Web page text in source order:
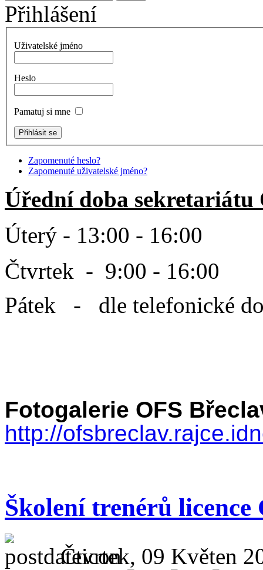
Přihlášení
Uživatelské jméno
Heslo
Pamatuj si mne
Zapomenuté heslo?
Zapomenuté uživatelské jméno?
Úřední doba sekretariátu
Úterý - 13:00 - 16:00
Čtvrtek - 9:00 - 16:00
Pátek - dle telefonické
Fotogalerie OFS
http://
Školení trenérů licence
Čtvrtek, 09 Květen